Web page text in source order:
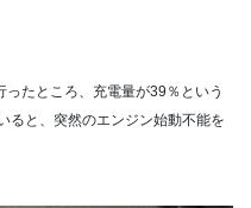
たところ、充電量が39％という
ると、突然のエンジン始動不能を